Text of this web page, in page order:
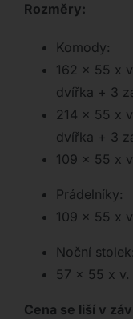
Rozměry:
Komody:
162 x 55 x
dvířka + 3
214 x 55 x
dvířka + 3
109 x 55 x
Prádelníky:
109 x 55 x
Noční stolek:
57 x 55 x v.
Cena se liší v